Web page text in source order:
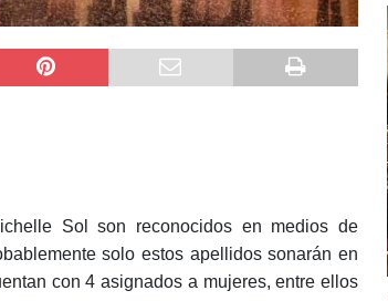
Sol son reconocidos en medios de
solo estos apellidos sonarán en
con 4 asignados a mujeres, entre ellos